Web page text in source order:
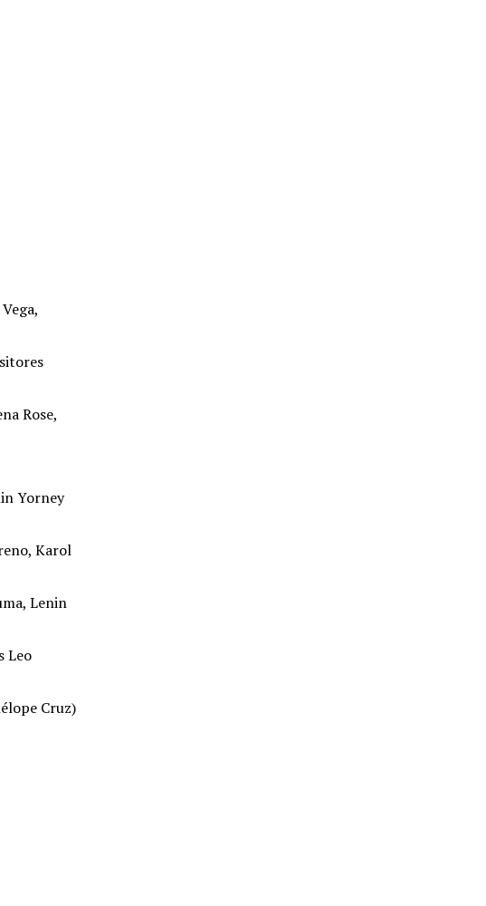
Rose,
Yorney
Karol
Lenin
Leo
Cruz)